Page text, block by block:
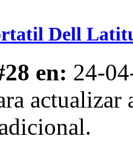
Dell
en: 24-
actualizar